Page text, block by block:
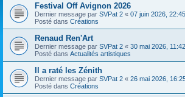
Festival Off Avignon 2026
Dernier message par SVPat 2 « 07 juin 2026, 22:45
Posté dans Créations
Renaud Ren'Art
Dernier message par SVPat 2 « 30 mai 2026, 11:42
Posté dans Actualités artistiques
Il a raté les Zénith
Dernier message par SVPat 2 « 26 mai 2026,
Posté dans Créations